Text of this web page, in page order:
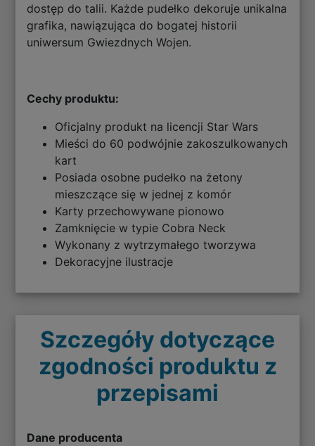
dostęp do talii. Każde pudełko dekoruje unikalna
grafika, nawiązująca do bogatej historii
uniwersum Gwiezdnych Wojen.
Cechy produktu:
Oficjalny produkt na licencji Star Wars
Mieści do 60 podwójnie zakoszulkowanych
kart
Posiada osobne pudełko na żetony
mieszczące się w jednej z komór
Karty przechowywane pionowo
Zamknięcie w typie Cobra Neck
Wykonany z wytrzymałego tworzywa
Dekoracyjne ilustracje
Szczegóły dotyczące
zgodności produktu z
przepisami
Dane producenta